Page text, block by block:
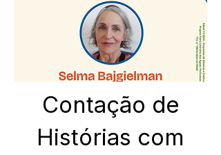
Contação de
Histórias com